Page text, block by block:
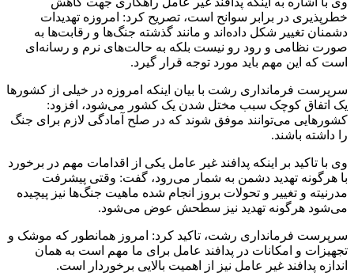
خطرپذیری در برابر سوانح است، تصریح کرد: امروزه تهدیدات
دشمنان تغییر شکل داده‌اند و مانند گذشته جنگ‌ها و رقابت‌ها به
صورت نظامی و رود رو نیست بلکه به حالت‌های نرم و رسانه‌ای
است که این مهم باید مورد توجه قرار گیرد.
سرپرست فرمانداری رشت با بیان اینکه امروزه در خیلی از کشورها
یک اتفاق کوچک سبب مختل شدن یک کشور می‌شود، افزود:
کشورهایی می‌توانند موفق شوند که در صلح آمادگی لازم برای جنگ
را داشته باشند.
وی با تاکید بر اینکه پدافند غیر عامل یکی از اقدامات مهم در برخورد
با هرگونه تهدید دشمن به شمار می‌رود، گفت: وقتی پیشرفت
مدرنیته و تغییر و تحولات بروز انجام شده ماهیت جنگ‌ها نیز پیچیده
می‌شود هرگونه تهدید نیز سطحش عوض می‌شود.
سرپرست فرمانداری رشت، تاکید کرد: امروز همانطور که موشک و
تجهیزات و امکانات در پدافند عامل برای ما مهم است به همان
اندازه پدافند غیر عامل نیز از اهمیت بالایی برخوردار است.